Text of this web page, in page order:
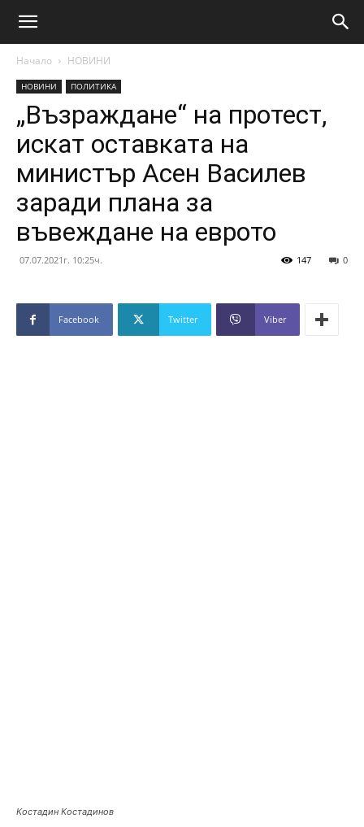
Начало НОВИНИ
НОВИНИ ПОЛИТИКА
„Възраждане“ на протест,
искат оставката на
министър Асен Василев
заради плана за
въвеждане на еврото
07.07.2021г. 10:25ч. 0
147
Facebook Twitter Viber
Костадин Костадинов